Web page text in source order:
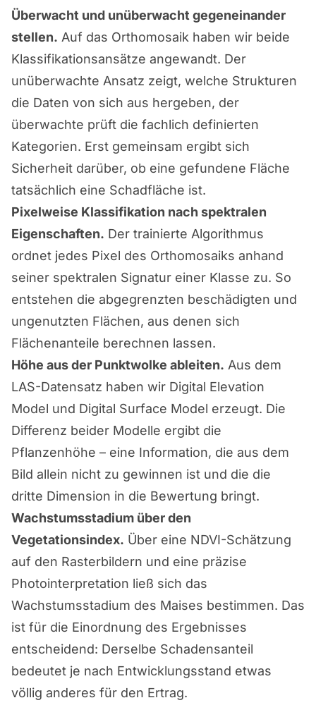
Überwacht und unüberwacht gegeneinander
stellen. Auf das Orthomosaik haben wir beide
Klassifikationsansätze angewandt. Der
unüberwachte Ansatz zeigt, welche Strukturen
die Daten von sich aus hergeben, der
überwachte prüft die fachlich definierten
Kategorien. Erst gemeinsam ergibt sich
Sicherheit darüber, ob eine gefundene Fläche
tatsächlich eine Schadfläche ist.
Pixelweise Klassifikation nach spektralen
Eigenschaften. Der trainierte Algorithmus
ordnet jedes Pixel des Orthomosaiks anhand
seiner spektralen Signatur einer Klasse zu. So
entstehen die abgegrenzten beschädigten und
ungenutzten Flächen, aus denen sich
Flächenanteile berechnen lassen.
Höhe aus der Punktwolke ableiten. Aus dem
LAS-Datensatz haben wir Digital Elevation
Model und Digital Surface Model erzeugt. Die
Differenz beider Modelle ergibt die
Pflanzenhöhe – eine Information, die aus dem
Bild allein nicht zu gewinnen ist und die die
dritte Dimension in die Bewertung bringt.
Wachstumsstadium über den
Vegetationsindex. Über eine NDVI-Schätzung
auf den Rasterbildern und eine präzise
Photointerpretation ließ sich das
Wachstumsstadium des Maises bestimmen. Das
ist für die Einordnung des Ergebnisses
entscheidend: Derselbe Schadensanteil
bedeutet je nach Entwicklungsstand etwas
völlig anderes für den Ertrag.